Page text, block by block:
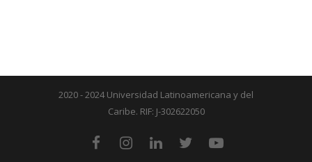
2020 - 2024 Universidad Latinoamericana y del
Caribe. RIF: J-302622050